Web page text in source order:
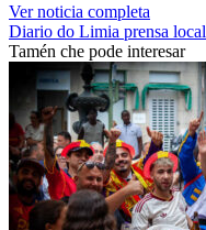
Ver noticia completa
Diario do Limia prensa local
Tamén che pode interesar